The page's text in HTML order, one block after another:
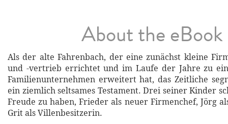
About the eBook
Als der alte Fahrenbach, der eine zunächst kleine
und -vertrieb errichtet und im Laufe der Jahre zu
Familienunternehmen erweitert hat, das Zeitliche
ein ziemlich seltsames Testament. Drei seiner Kinder
Freude zu haben, Frieder als neuer Firmenchef, Jörg
Grit als Villenbesitzerin.